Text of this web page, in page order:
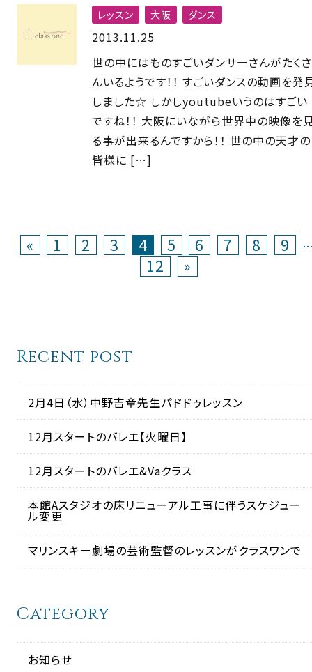
レッスン 大阪 ダンス
2013.11.25
世の中にはものすごいダンサーさんがたくさ
んいるようです！！ すごいダンスの動画を発
しました☆ しかしyoutubeいうのはすごい
ですね！！ 大阪にいながら世界中の映像を
る事が出来るんですから！！ 世の中の天才の
皆様に […]
« 1 2 3 4 5 6 7 8 9
12 »
Recent post
2月4日（水）中野吉章先生パドドゥレッスン
12月スタートのバレエ【火曜日】
12月スタートのバレエ&Vaクラス
本館Aスタジオの床リニューアル工事に伴うスケジュー
ル変更
マリンスキー劇場の芸術監督のレッスンがクラスワンで
Category
お知らせ